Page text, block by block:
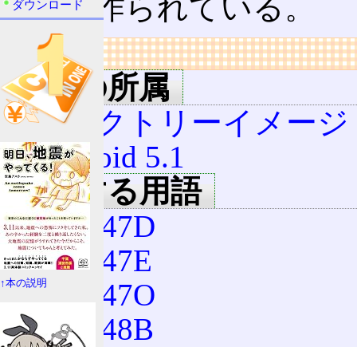
端末は作られている。
リンク
用語の所属
ファクトリーイメージ
Android 5.1
関連する用語
LMY47D
LMY47E
LMY47O
LMY48B
ダウンロード
↑本の説明